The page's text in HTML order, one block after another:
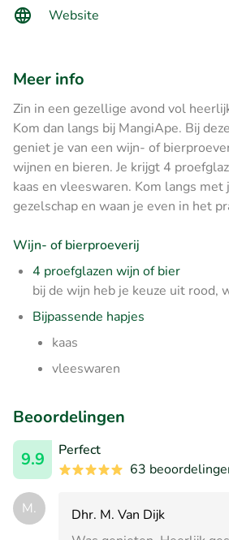
Website
Meer info
Zin in een gezellige avond vol
Kom dan langs bij MangiApe. Bij
geniet je van een wijn- of
wijnen en bieren. Je krijgt 4
kaas en vleeswaren. Kom langs met
gezelschap en waan je even in het
Wijn- of bierproeverij
4 proefglazen wijn of bier
bij de wijn heb je keuze uit rood,
Bijpassende hapjes
kaas
vleeswaren
Beoordelingen
9.9
Perfect
63
M.
Dhr. M. Van Dijk